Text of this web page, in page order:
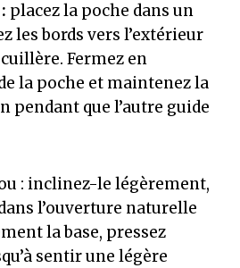
placez la poche dans un
les bords vers l’extérieur
Fermez en
la poche et maintenez la
pendant que l’autre guide
: inclinez-le légèrement,
l’ouverture naturelle
la base, pressez
sentir une légère